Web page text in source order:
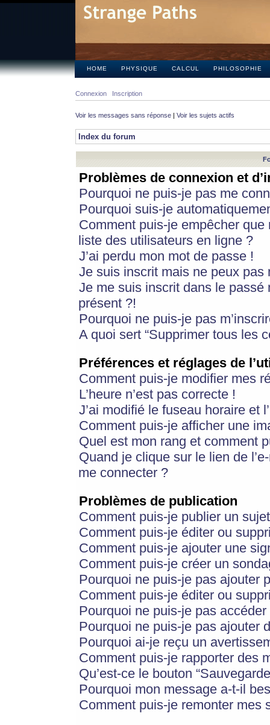
HOME PHYSIQUE CALCUL PHILOSOPHIE
Connexion Inscription
Voir les messages sans réponse | Voir les sujets actifs
Index du forum
Problèmes de connexion et
Pourquoi ne puis-je pas me
Pourquoi suis-je
Comment puis-je empêcher
liste des utilisateurs en ligne ?
J’ai perdu mon mot de passe !
Je suis inscrit mais ne peux pas
Je me suis inscrit dans le
présent ?!
Pourquoi ne puis-je pas
A quoi sert “Supprimer tous les
Préférences et réglages de
Comment puis-je modifier mes
L’heure n’est pas correcte !
J’ai modifié le fuseau horaire et
Comment puis-je afficher une
Quel est mon rang et comment
Quand je clique sur le lien de
me connecter ?
Problèmes de publication
Comment puis-je publier un
Comment puis-je éditer ou
Comment puis-je ajouter une
Comment puis-je créer un
Pourquoi ne puis-je pas ajouter
Comment puis-je éditer ou
Pourquoi ne puis-je pas
Pourquoi ne puis-je pas ajouter
Pourquoi ai-je reçu un
Comment puis-je rapporter des
Qu’est-ce le bouton
Pourquoi mon message a-t-il
Comment puis-je remonter mes